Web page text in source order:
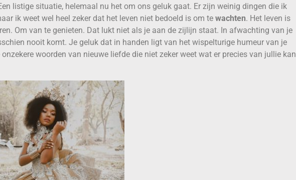
listige situatie, helemaal nu het om ons geluk gaat. Er zijn weinig dingen die ik
ik weet wel heel zeker dat het leven niet bedoeld is om te wachten. Het leven is
Om van te genieten. Dat lukt niet als je aan de zijlijn staat. In afwachting van je
nooit komt. Je geluk dat in handen ligt van het wispelturige humeur van je
onzekere woorden van nieuwe liefde die niet zeker weet wat er precies van jullie kan